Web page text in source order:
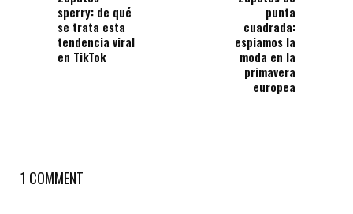
sperry: de qué
se trata esta
tendencia viral
en TikTok
punta
cuadrada:
espiamos la
moda en la
primavera
europea
1 COMMENT